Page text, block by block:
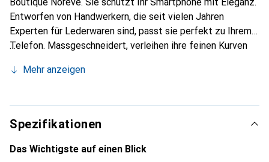
Entworfen von Handwerkern, die seit vielen Jahren
Experten für Lederwaren sind, passt sie perfekt zu Ihrem
Telefon. Massgeschneidert, verleihen ihre feinen Kurven
unverzichtbaren Accessoire Ihres Smartphones.
die Marke Noreve eine sichere Wahl für eine
anspruchsvolle Klientel.
Mehr anzeigen
Spezifikationen
Das Wichtigste auf einen Blick